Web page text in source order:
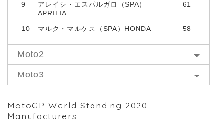
9
アレイシ・エスパルガロ（SPA）
APRILIA
61
10 マルク・マルケス（SPA）HONDA 58
Moto2
Moto3
MotoGP World Standing 2020
Manufacturers